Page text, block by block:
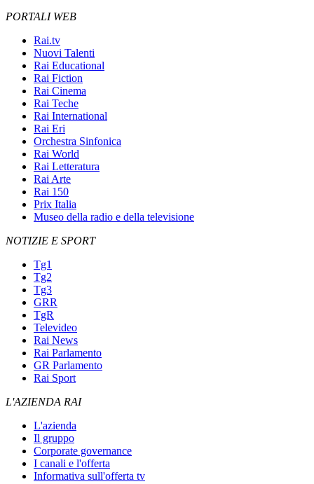
PORTALI WEB
Rai.tv
Nuovi Talenti
Rai Educational
Rai Fiction
Rai Cinema
Rai Teche
Rai International
Rai Eri
Orchestra Sinfonica
Rai World
Rai Letteratura
Rai Arte
Rai 150
Prix Italia
Museo della radio e della televisione
NOTIZIE E SPORT
Tg1
Tg2
Tg3
GRR
TgR
Televideo
Rai News
Rai Parlamento
GR Parlamento
Rai Sport
L'AZIENDA RAI
L'azienda
Il gruppo
Corporate governance
I canali e l'offerta
Informativa sull'offerta tv